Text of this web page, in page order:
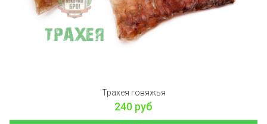
Трахея говяжья
240 руб